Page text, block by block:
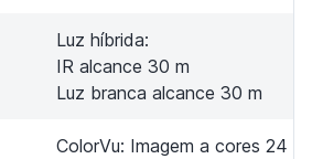
Luz híbrida:
IR alcance 30 m
Luz branca alcance 30 m
ColorVu: Imagem a cores 24